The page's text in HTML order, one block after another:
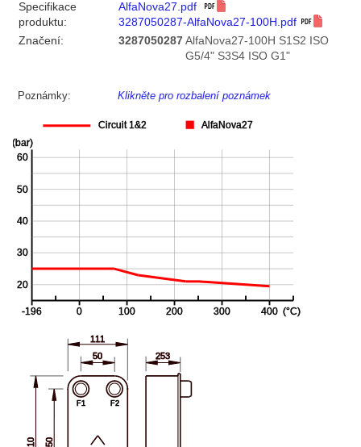
Specifikace
produktu:
AlfaNova27.pdf
3287050287-AlfaNova27-100H.pdf
Značení:
3287050287 AlfaNova27-100H S1S2 ISO
G5/4" S3S4 ISO G1"
Poznámky: Klikněte pro rozbalení poznámek